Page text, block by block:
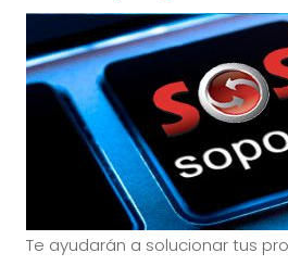
Te ayudarán a solucionar tus